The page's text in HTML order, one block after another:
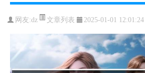
网友:dz 文章列表 2025-01-01 12:01:24